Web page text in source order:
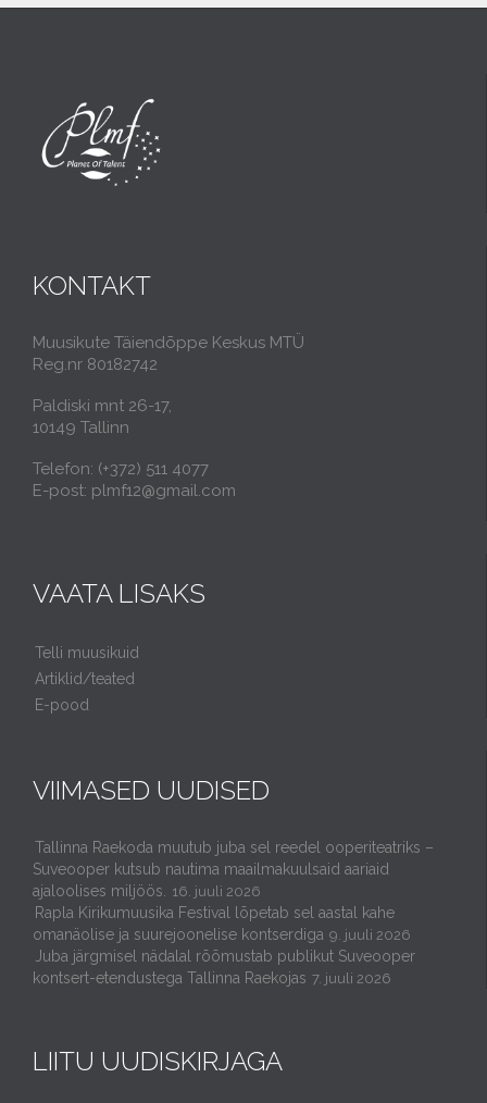
KONTAKT
Muusikute Täiendõppe Keskus MTÜ
Reg.nr 80182742
Paldiski mnt 26-17,
10149 Tallinn
Telefon: (+372) 511 4077
E-post: plmf12@gmail.com
VAATA LISAKS
Telli muusikuid
Artiklid/teated
E-pood
VIIMASED UUDISED
Tallinna Raekoda muutub juba sel reedel ooperiteatriks –
Suveooper kutsub nautima maailmakuulsaid aariaid
ajaloolises miljöös.
16. juuli 2026
Rapla Kirikumuusika Festival lõpetab sel aastal kahe
omanäolise ja suurejoonelise kontserdiga 9. juuli 2026
Juba järgmisel nädalal rõõmustab publikut Suveooper
kontsert-etendustega Tallinna Raekojas 7. juuli 2026
LIITU UUDISKIRJAGA